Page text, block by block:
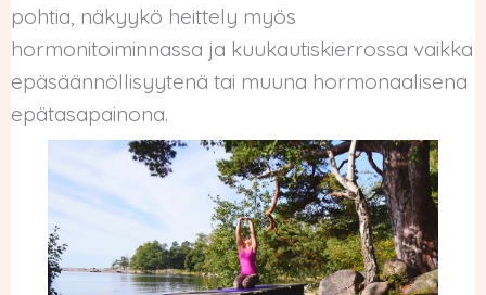
pohtia, näkyykö heittely myös
hormonitoiminnassa ja kuukautiskierrossa vaikka
epäsäännöllisyytenä tai muuna hormonaalisena
epätasapainona.